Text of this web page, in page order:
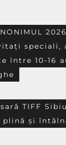
speciali,
între 10-16
TIFF
plină și